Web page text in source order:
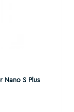
Nano S Plus